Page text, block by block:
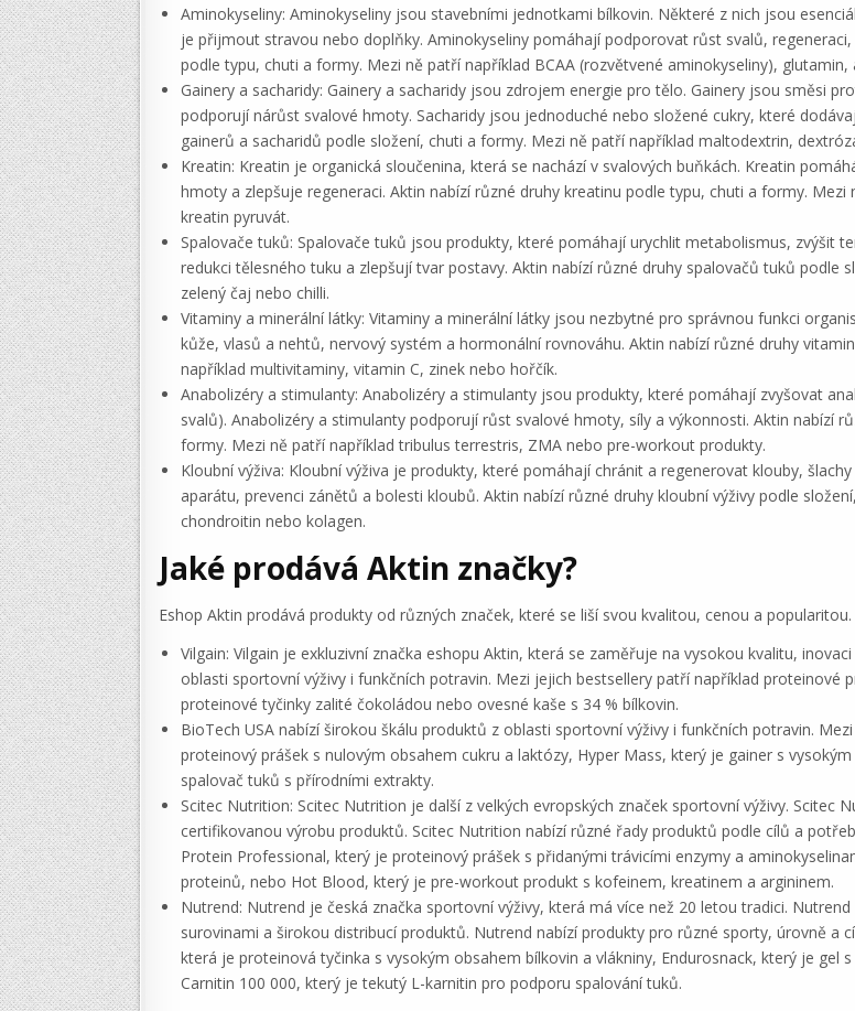
Aminokyseliny: Aminokyseliny jsou stavebními jednotkami bílkovin. Některé z nich jsou
je přijmout stravou nebo doplňky. Aminokyseliny pomáhají podporovat růst svalů,
podle typu, chuti a formy. Mezi ně patří například BCAA (rozvětvené aminokyseliny), glutamin,
Gainery a sacharidy: Gainery a sacharidy jsou zdrojem energie pro tělo. Gainery jsou směsi
podporují nárůst svalové hmoty. Sacharidy jsou jednoduché nebo složené cukry, které
gainerů a sacharidů podle složení, chuti a formy. Mezi ně patří například maltodextrin,
Kreatin: Kreatin je organická sloučenina, která se nachází v svalových buňkách. Kreatin
hmoty a zlepšuje regeneraci. Aktin nabízí různé druhy kreatinu podle typu, chuti a formy.
kreatin pyruvát.
Spalovače tuků: Spalovače tuků jsou produkty, které pomáhají urychlit metabolismus, zvýšit
redukci tělesného tuku a zlepšují tvar postavy. Aktin nabízí různé druhy spalovačů tuků
zelený čaj nebo chilli.
Vitaminy a minerální látky: Vitaminy a minerální látky jsou nezbytné pro správnou funkci
kůže, vlasů a nehtů, nervový systém a hormonální rovnováhu. Aktin nabízí různé druhy
například multivitaminy, vitamin C, zinek nebo hořčík.
Anabolizéry a stimulanty: Anabolizéry a stimulanty jsou produkty, které pomáhají zvyšovat
svalů). Anabolizéry a stimulanty podporují růst svalové hmoty, síly a výkonnosti. Aktin nabízí
formy. Mezi ně patří například tribulus terrestris, ZMA nebo pre-workout produkty.
Kloubní výživa: Kloubní výživa je produkty, které pomáhají chránit a regenerovat klouby,
aparátu, prevenci zánětů a bolesti kloubů. Aktin nabízí různé druhy kloubní výživy podle
chondroitin nebo kolagen.
Jaké prodává Aktin značky?
Eshop Aktin prodává produkty od různých značek, které se liší svou kvalitou, cenou a
Vilgain: Vilgain je exkluzivní značka eshopu Aktin, která se zaměřuje na vysokou kvalitu,
oblasti sportovní výživy i funkčních potravin. Mezi jejich bestsellery patří například proteinové
proteinové tyčinky zalité čokoládou nebo ovesné kaše s 34 % bílkovin.
BioTech USA nabízí širokou škálu produktů z oblasti sportovní výživy i funkčních potravin.
proteinový prášek s nulovým obsahem cukru a laktózy, Hyper Mass, který je gainer s
spalovač tuků s přírodními extrakty.
Scitec Nutrition: Scitec Nutrition je další z velkých evropských značek sportovní výživy. Scitec
certifikovanou výrobu produktů. Scitec Nutrition nabízí různé řady produktů podle cílů a
Protein Professional, který je proteinový prášek s přidanými trávicími enzymy a
proteinů, nebo Hot Blood, který je pre-workout produkt s kofeinem, kreatinem a argininem.
Nutrend: Nutrend je česká značka sportovní výživy, která má více než 20 letou tradici.
surovinami a širokou distribucí produktů. Nutrend nabízí produkty pro různé sporty, úrovně a
která je proteinová tyčinka s vysokým obsahem bílkovin a vlákniny, Endurosnack, který je gel
Carnitin 100 000, který je tekutý L-karnitin pro podporu spalování tuků.